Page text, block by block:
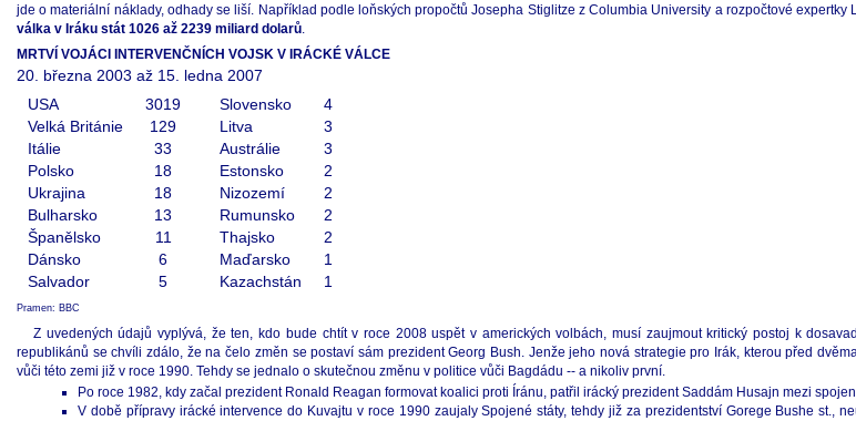
jde o materiální náklady, odhady se liší. Například podle loňských propočtů Josepha Stiglitze z Columbia University a rozpočtové expertky
válka v Iráku stát 1026 až 2239 miliard dolarů.
MRTVÍ VOJÁCI INTERVENČNÍCH VOJSK V IRÁCKÉ VÁLCE
20. března 2003 až 15. ledna 2007
USA
3019 Slovensko
4
Velká Británie
129 Litva
3
Itálie
33 Austrálie
3
Polsko
18 Estonsko
2
Ukrajina
18 Nizozemí
2
Bulharsko
13 Rumunsko
2
Španělsko
11 Thajsko
2
Dánsko
6 Maďarsko
1
Salvador
5 Kazachstán 1
Pramen: BBC
Z uvedených údajů vyplývá, že ten, kdo bude chtít v roce 2008 uspět v amerických volbách, musí zaujmout kritický postoj k
republikánů se chvíli zdálo, že na čelo změn se postaví sám prezident Georg Bush. Jenže jeho nová strategie pro Irák, kterou před
vůči této zemi již v roce 1990. Tehdy se jednalo o skutečnou změnu v politice vůči Bagdádu -- a nikoliv první.
Po roce 1982, kdy začal prezident Ronald Reagan formovat koalici proti Íránu, patřil irácký prezident Saddám Husajn mezi
V době přípravy irácké intervence do Kuvajtu v roce 1990 zaujaly Spojené státy, tehdy již za prezidentství Gorege Bushe st.,